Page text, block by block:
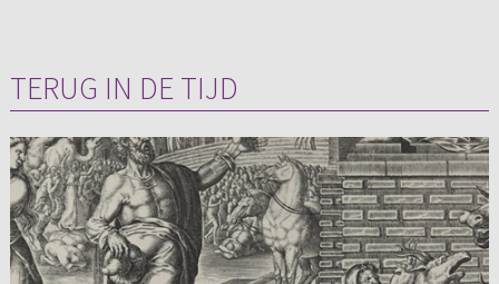
TERUG IN DE TIJD